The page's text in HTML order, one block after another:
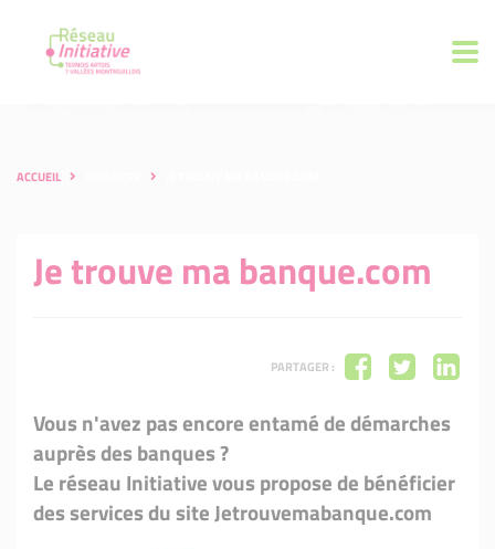
ACCUEIL
Je trouve ma banque.com
PARTAGER :
Vous n'avez pas encore entamé de démarches
auprès des banques ?
Le réseau Initiative vous propose de bénéficier
des services du site Jetrouvemabanque.com